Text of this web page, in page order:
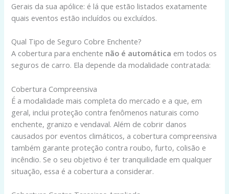
Gerais da sua apólice: é lá que estão listados exatamente
quais eventos estão incluídos ou excluídos.
Qual Tipo de Seguro Cobre Enchente?
A cobertura para enchente não é automática em todos os
seguros de carro. Ela depende da modalidade contratada:
Cobertura Compreensiva
É a modalidade mais completa do mercado e a que, em
geral, inclui proteção contra fenômenos naturais como
enchente, granizo e vendaval. Além de cobrir danos
causados por eventos climáticos, a cobertura compreensiva
também garante proteção contra roubo, furto, colisão e
incêndio. Se o seu objetivo é ter tranquilidade em qualquer
situação, essa é a cobertura a considerar.